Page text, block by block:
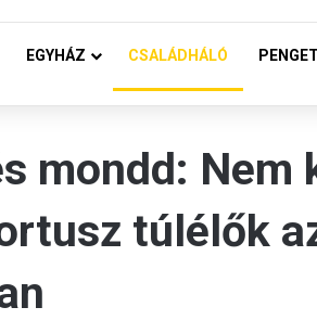
EGYHÁZ CSALÁDHÁLÓ
mondd: Nem
túlélők